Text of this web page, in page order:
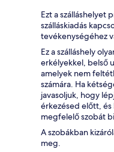
Ezt a szálláshelyet
szálláskiadás
tevékenységéhez
Ez a szálláshely
erkélyekkel, belső
amelyek nem
számára. Ha
javasoljuk, hogy
érkezésed előtt,
megfelelő szobát
A szobákban
meg.